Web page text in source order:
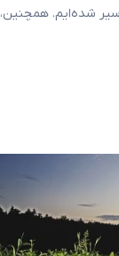
شده‌ایم. همچنین،